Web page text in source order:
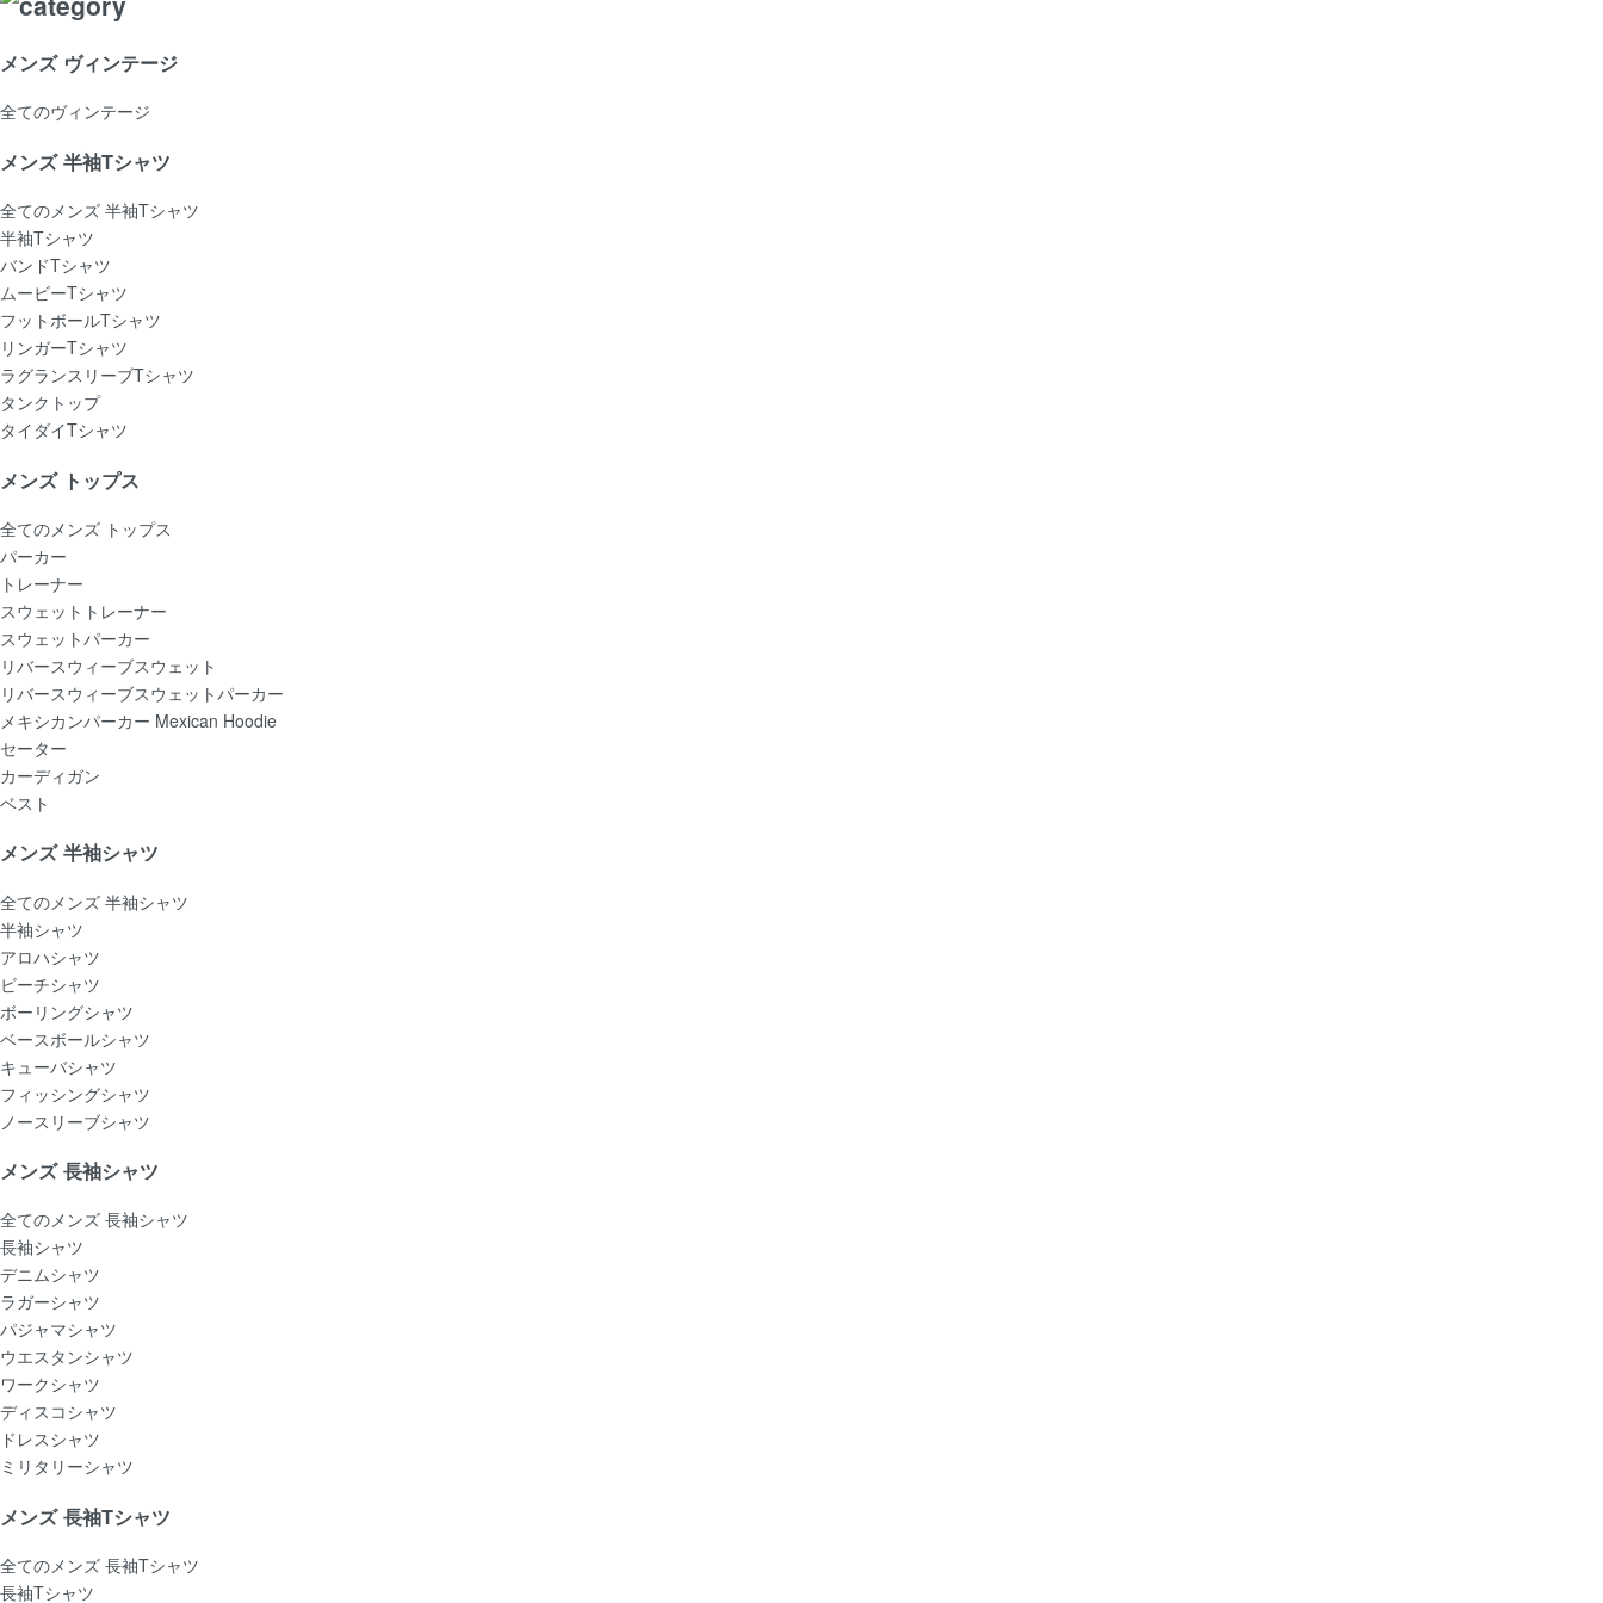
メンズ ヴィンテージ
全てのヴィンテージ
メンズ 半袖Tシャツ
全てのメンズ 半袖Tシャツ
半袖Tシャツ
バンドTシャツ
ムービーTシャツ
フットボールTシャツ
リンガーTシャツ
ラグランスリーブTシャツ
タンクトップ
タイダイTシャツ
メンズ トップス
全てのメンズ トップス
パーカー
トレーナー
スウェットトレーナー
スウェットパーカー
リバースウィーブスウェット
リバースウィーブスウェットパーカー
メキシカンパーカー Mexican Hoodie
セーター
カーディガン
ベスト
メンズ 半袖シャツ
全てのメンズ 半袖シャツ
半袖シャツ
アロハシャツ
ビーチシャツ
ボーリングシャツ
ベースボールシャツ
キューバシャツ
フィッシングシャツ
ノースリーブシャツ
メンズ 長袖シャツ
全てのメンズ 長袖シャツ
長袖シャツ
デニムシャツ
ラガーシャツ
パジャマシャツ
ウエスタンシャツ
ワークシャツ
ディスコシャツ
ドレスシャツ
ミリタリーシャツ
メンズ 長袖Tシャツ
全てのメンズ 長袖Tシャツ
長袖Tシャツ